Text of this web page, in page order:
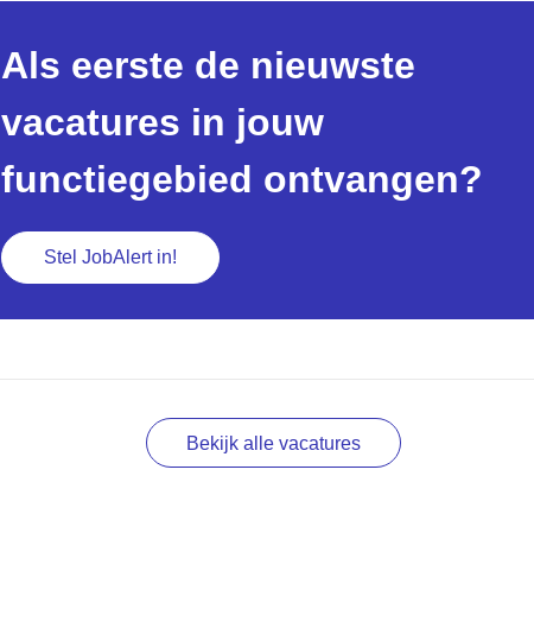
Als eerste de nieuwste
vacatures in jouw
functiegebied ontvangen?
Stel JobAlert in!
Bekijk alle vacatures